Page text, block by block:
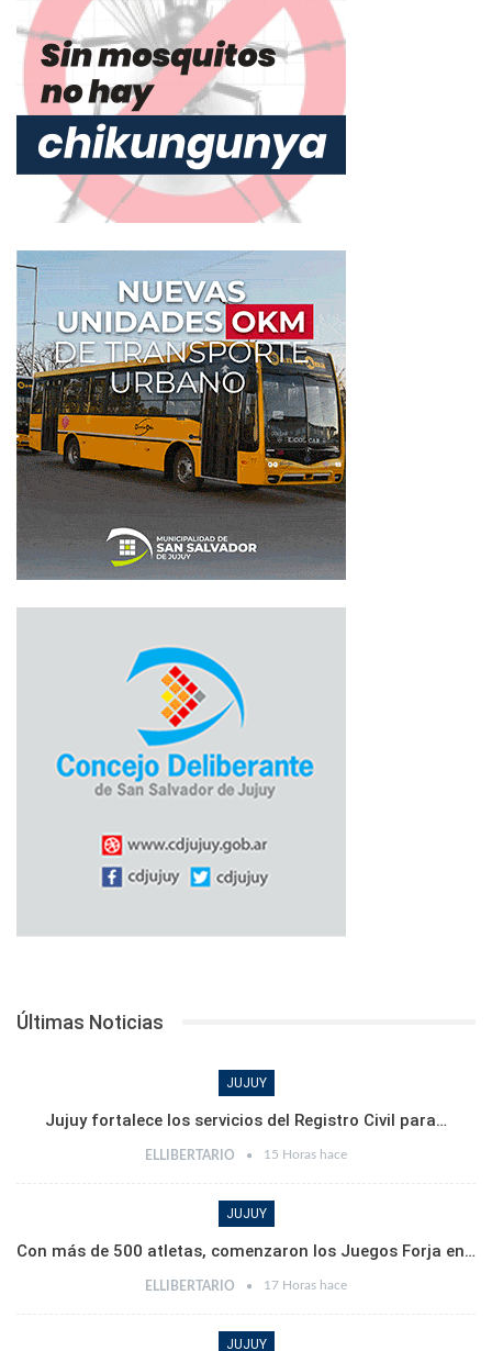
Últimas Noticias
JUJUY
Jujuy fortalece los servicios del Registro Civil para…
ELLIBERTARIO 15 Horas hace
JUJUY
Con más de 500 atletas, comenzaron los Juegos Forja en…
ELLIBERTARIO 17 Horas hace
JUJUY